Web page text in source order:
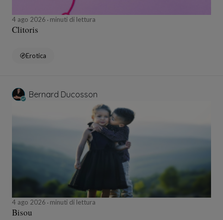
4 ago 2026 minuti di lettura
Clitoris
Erotica
Bernard Ducosson
4 ago 2026 minuti di lettura
Bisou